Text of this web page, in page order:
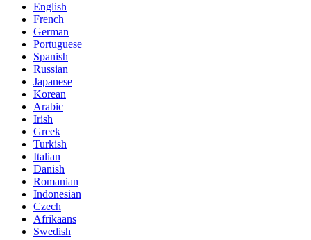
English
French
German
Portuguese
Spanish
Russian
Japanese
Korean
Arabic
Irish
Greek
Turkish
Italian
Danish
Romanian
Indonesian
Czech
Afrikaans
Swedish